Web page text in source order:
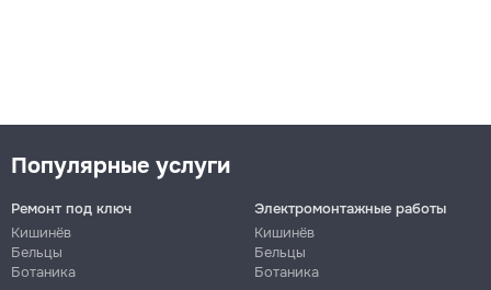
Популярные услуги
Ремонт под ключ
Кишинёв
Бельцы
Ботаника
Электромонтажные работы
Кишинёв
Бельцы
Ботаника